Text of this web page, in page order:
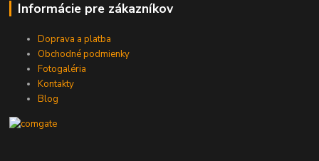
Informácie pre zákazníkov
Doprava a platba
Obchodné podmienky
Fotogaléria
Kontakty
Blog